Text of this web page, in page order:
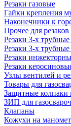
Резаки газовые
Гайки крепления
Наконечники к
Прочее для резаков
Резаки 3-х
Резаки 3-х
Резаки
Резаки
Узлы вентилей и
Товары для
Защитные колпаки
ЗИП для
Клапаны
Кожухи на